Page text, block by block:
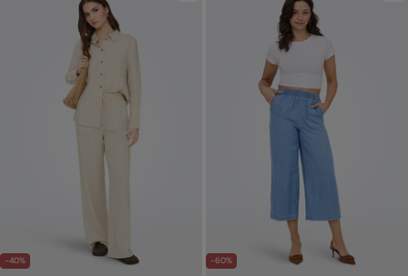
-40% -60%